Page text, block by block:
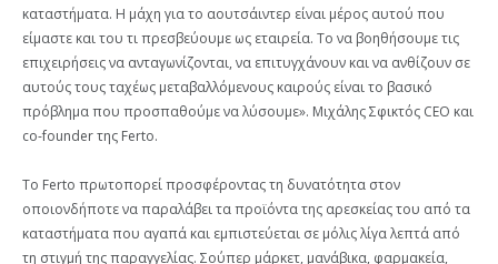
καταστήματα. Η μάχη για το αουτσάιντερ είναι μέρος αυτού που
είμαστε και του τι πρεσβεύουμε ως εταιρεία. Το να βοηθήσουμε τις
επιχειρήσεις να ανταγωνίζονται, να επιτυγχάνουν και να ανθίζουν σε
αυτούς τους ταχέως μεταβαλλόμενους καιρούς είναι το βασικό
πρόβλημα που προσπαθούμε να λύσουμε». Μιχάλης Σφικτός CEO και
co-founder της Ferto.
Το Fertο πρωτοπορεί προσφέροντας τη δυνατότητα στον
οποιονδήποτε να παραλάβει τα προϊόντα της αρεσκείας του από τα
καταστήματα που αγαπά και εμπιστεύεται σε μόλις λίγα λεπτά από
τη στιγμή της παραγγελίας. Σούπερ μάρκετ, μανάβικα, φαρμακεία,